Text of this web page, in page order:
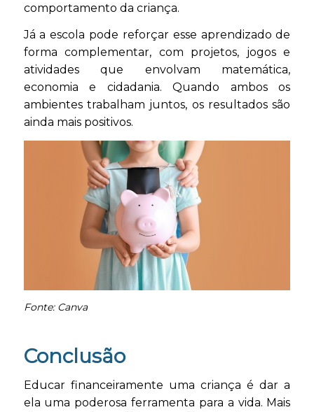
comportamento da criança.
Já a escola pode reforçar esse aprendizado de
forma complementar, com projetos, jogos e
atividades que envolvam matemática,
economia e cidadania. Quando ambos os
ambientes trabalham juntos, os resultados são
ainda mais positivos.
Fonte: Canva
Conclusão
Educar financeiramente uma criança é dar a
ela uma poderosa ferramenta para a vida. Mais